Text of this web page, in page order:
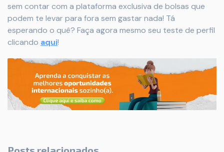
sem contar com a plataforma exclusiva de bolsas que
podem te levar para fora sem gastar nada! Tá
esperando o quê? Faça agora mesmo seu teste de perfil
clicando aqui!